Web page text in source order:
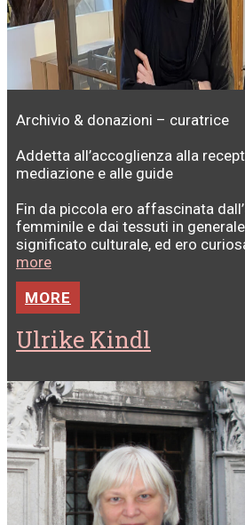
Archivio & donazioni – curatrice
Addetta all’accoglienza alla
mediazione e alle guide
Fin da piccola ero affascinata
femminile e dai tessuti in
significato culturale, ed ero
more
MORE
Ulrike Kindl